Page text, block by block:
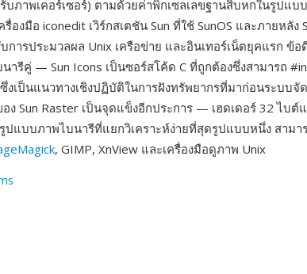
บภาพเคอร์เซอร์) ตามด้วยค่าพิกเซลเลขฐานสิบหกในรูปแบ
องมือ iconedit เวิร์กสเตชัน Sun ที่ใช้ SunOS และภายหลัง
ารประมวลผล Unix เครือข่าย และอินเทอร์เน็ตยุคแรก ข้อ
รีคู่ — Sun Icons เป็นซอร์สโค้ด C ที่ถูกต้องซึ่งสามารถ
งเป็นแนวทางเชิงปฏิบัติในการฝังทรัพยากรที่มาก่อนระบบจั
ง Sun Raster เป็นจุดแข็งอีกประการ — เฮดเดอร์ 32 ไบต์
ปแบบภาพไบนารีที่แยกวิเคราะห์ง่ายที่สุดรูปแบบหนึ่ง สามา
, GIMP, XnView และเครื่องมือดูภาพ Unix